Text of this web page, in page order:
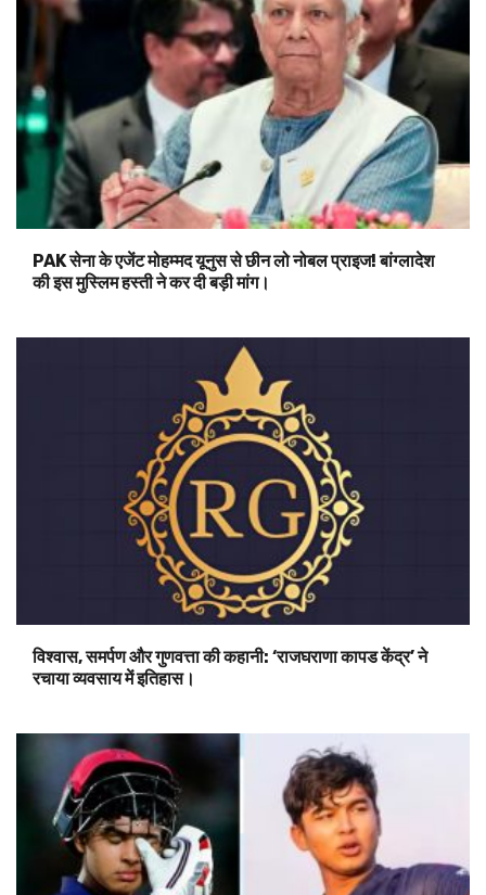
PAK सेना के एजेंट मोहम्मद यूनुस से छीन लो नोबल प्राइज! बांग्लादेश
की इस मुस्लिम हस्ती ने कर दी बड़ी मांग।
विश्वास, समर्पण और गुणवत्ता की कहानी: ‘राजघराणा कापड केंद्र’ ने
रचाया व्यवसाय में इतिहास।